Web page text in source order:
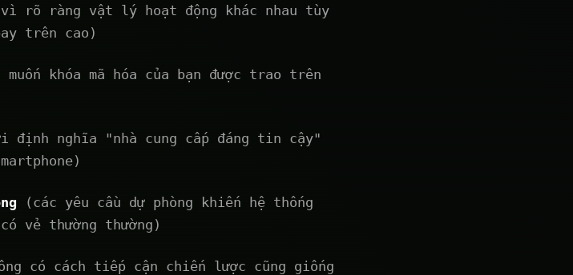
rõ ràng vật lý hoạt động khác nhau tùy
trên cao)
khóa mã hóa của bạn được trao trên
định nghĩa "nhà cung cấp đáng tin cậy"
(các yêu cầu dự phòng khiến hệ thống
vẻ thường thường)
có cách tiếp cận chiến lược cũng giống